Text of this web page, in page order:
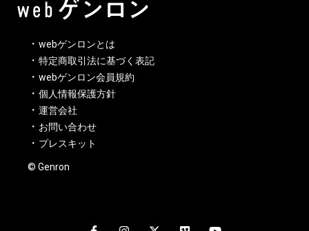
webゲンロンとは
特定商取引法に基づく表記
webゲンロン会員規約
個人情報保護方針
運営会社
お問い合わせ
プレスキット
© Genron